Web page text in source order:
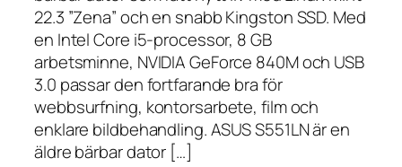
22.3 ”Zena” och en snabb Kingston SSD. Med
en Intel Core i5-processor, 8 GB
arbetsminne, NVIDIA GeForce 840M och USB
3.0 passar den fortfarande bra för
webbsurfning, kontorsarbete, film och
enklare bildbehandling. ASUS S551LN är en
äldre bärbar dator […]